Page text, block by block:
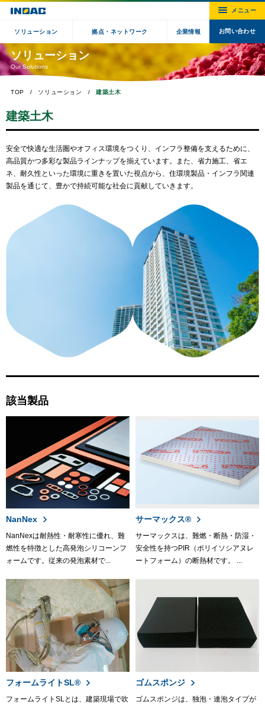
ソリューション 拠点・ネットワーク 企業情報 お問い合わせ
ソリューション
Our Solutions
TOP ソリューション 建築土木
建築土木
安全で快適な生活圏やオフィス環境をつくり、インフラ整備を支えるために、
高品質かつ多彩な製品ラインナップを揃えています。また、省力施工、省エ
ネ、耐久性といった環境に重きを置いた視点から、住環境製品・インフラ関連
製品を通じて、豊かで持続可能な社会に貢献していきます。
該当製品
NanNex
NanNexは耐熱性・耐寒性に優れ、難
燃性を特徴とした高発泡シリコーンフ
ォームです。従来の発泡素材で...
サーマックス®
サーマックスは、難燃・断熱・防湿・
安全性を持つPIR（ポリイソシアヌレ
ートフォーム）の断熱材です。 ...
フォームライトSL®
フォームライトSLとは、建築現場で吹
ゴムスポンジ
ゴムスポンジは、独泡・連泡タイプが